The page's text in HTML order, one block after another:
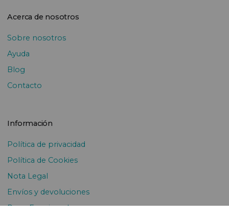
Acerca de nosotros
Sobre nosotros
Ayuda
Blog
Contacto
Información
Política de privacidad
Política de Cookies
Nota Legal
Envíos y devoluciones
Pago Fraccionado